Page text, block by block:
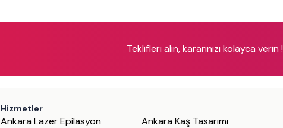
Teklifleri alın, kararınızı kolayca verin !
Hizmetler
Ankara Lazer Epilasyon
Ankara Kaş Tasarımı